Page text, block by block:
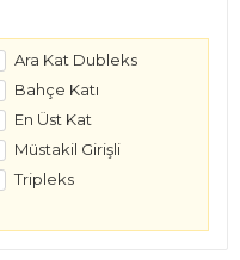
Ara Kat Dubleks
Bahçe Katı
En Üst Kat
Müstakil Girişli
Tripleks